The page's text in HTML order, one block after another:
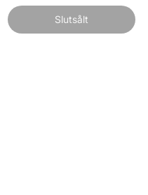
Slutsålt